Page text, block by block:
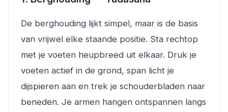
De berghouding lijkt simpel, maar is de basis
van vrijwel elke staande positie. Sta rechtop
met je voeten heupbreed uit elkaar. Druk je
voeten actief in de grond, span licht je
dijspieren aan en trek je schouderbladen naar
beneden. Je armen hangen ontspannen langs